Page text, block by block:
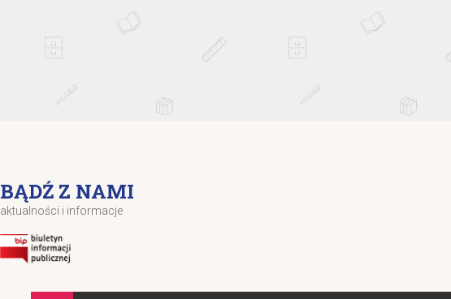
BĄDŹ Z NAMI
aktualności i informacje